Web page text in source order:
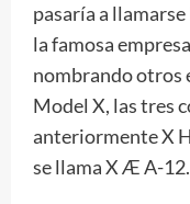
pasaría a
la famosa
nombrando otros
Model X, las tres
anteriormente X
se llama X Æ A-12.